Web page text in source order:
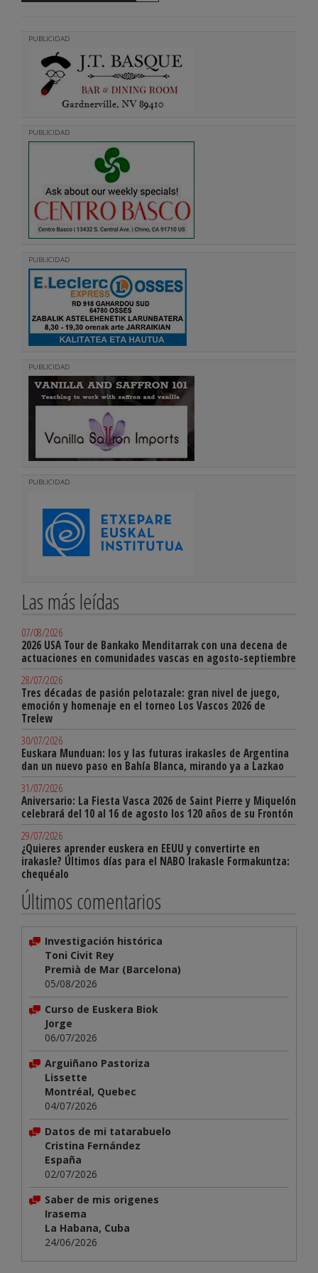
PUBLICIDAD
PUBLICIDAD
PUBLICIDAD
PUBLICIDAD
PUBLICIDAD
Las más leídas
07/08/2026
2026 USA Tour de Bankako Menditarrak con una decena de
actuaciones en comunidades vascas en agosto-septiembre
28/07/2026
Tres décadas de pasión pelotazale: gran nivel de juego,
emoción y homenaje en el torneo Los Vascos 2026 de
Trelew
30/07/2026
Euskara Munduan: los y las futuras irakasles de Argentina
dan un nuevo paso en Bahía Blanca, mirando ya a Lazkao
31/07/2026
Aniversario: La Fiesta Vasca 2026 de Saint Pierre y Miquelón
celebrará del 10 al 16 de agosto los 120 años de su Frontón
29/07/2026
¿Quieres aprender euskera en EEUU y convertirte en
irakasle? Últimos días para el NABO Irakasle Formakuntza:
chequéalo
Últimos comentarios
Investigación histórica
Toni Civit Rey
Premià de Mar (Barcelona)
05/08/2026
Curso de Euskera Biok
Jorge
06/07/2026
Arguiñano Pastoriza
Lissette
Montréal, Quebec
04/07/2026
Datos de mi tatarabuelo
Cristina Fernández
España
02/07/2026
Saber de mis origenes
Irasema
La Habana, Cuba
24/06/2026